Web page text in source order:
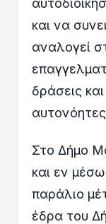
και να
αναλογεί
δράσεις
Στο Δήμο
και εν
παράλιο
έδρα του